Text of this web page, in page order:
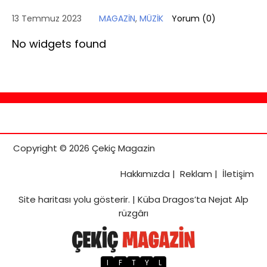
13 Temmuz 2023 MAGAZİN, MÜZİK Yorum (0)
No widgets found
Copyright © 2026 Çekiç Magazin
Hakkımızda | Reklam | İletişim
Site haritasıyolu gösterir. | Küba Dragos’ta Nejat Alp
rüzgârı
I F T Y L